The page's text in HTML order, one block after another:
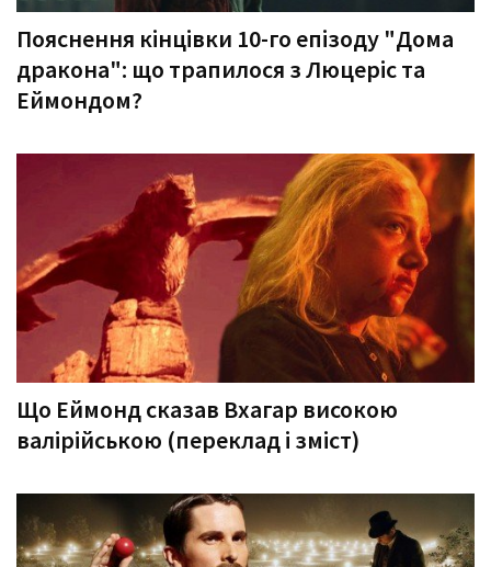
Пояснення кінцівки 10-го епізоду "Дома
дракона": що трапилося з Люцеріс та
Еймондом?
Що Еймонд сказав Вхагар високою
валірійською (переклад і зміст)